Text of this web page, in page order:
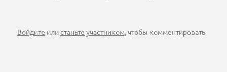
Войдите илистаньте участником, чтобы комментировать